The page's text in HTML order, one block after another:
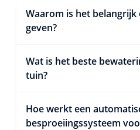
Waarom is het
geven?
Wat is het beste
tuin?
Hoe werkt een
besproeiingssysteem